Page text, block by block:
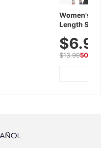
Women's
Length
Summer
$13.9950%